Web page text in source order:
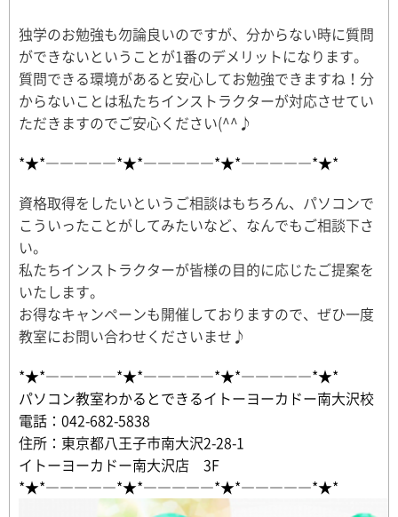
独学のお勉強も勿論良いのですが、分からない時に質問
ができないということが1番のデメリットになります。
質問できる環境があると安心してお勉強できますね！分
からないことは私たちインストラクターが対応させてい
ただきますのでご安心ください(^^♪
*★*―――――*★*―――――*★*―――――*★*
資格取得をしたいというご相談はもちろん、パソコンで
こういったことがしてみたいなど、なんでもご相談下さ
い。
私たちインストラクターが皆様の目的に応じたご提案を
いたします。
お得なキャンペーンも開催しておりますので、ぜひ一度
教室にお問い合わせくださいませ♪
*★*―――――*★*―――――*★*―――――*★*
パソコン教室わかるとできるイトーヨーカドー南大沢校
電話：042-682-5838
住所：東京都八王子市南大沢2-28-1
イトーヨーカドー南大沢店 3F
*★*―――――*★*―――――*★*―――――*★*